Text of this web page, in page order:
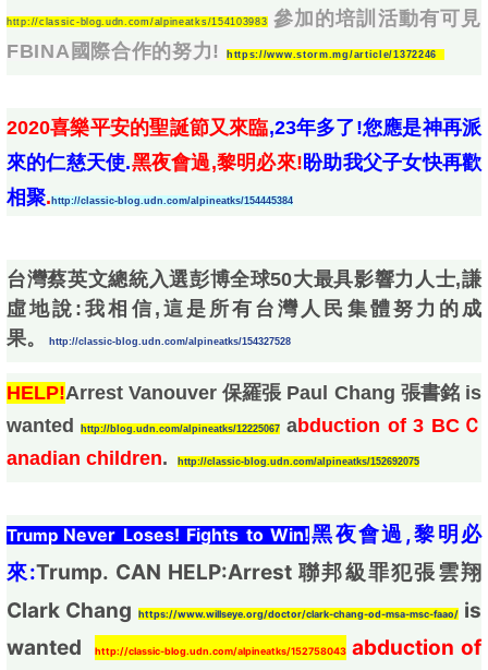
http://classic-blog.udn.com/alpineatks/154103983 參加的培訓活動有可見
FBINA國際合作的努力!
https://www.storm.mg/article/1372246
2020喜樂平安的聖誕節又來臨,23年多了!您應是神再派
來的仁慈天使.黑夜會過,黎明必來! 盼助我父子女快再歡
相聚. http://classic-blog.udn.com/alpineatks/154445384
台灣蔡英文總統入選彭博全球50大最具影響力人士,謙
虛地說:我相信,這是所有台灣人民集體努力的成
果。
http://classic-blog.udn.com/alpineatks/154327528
HELP!Arrest Vanouver 保羅張 Paul Chang 張書銘 is
wanted
http://blog.udn.com/alpineatks/12225067 abduction of 3 BCＣ
anadian children. http://classic-blog.udn.com/alpineatks/152692075
Trump Never Loses! Fights to Win!黑夜會過,黎明必
來:Trump. CAN HELP:Arrest 聯邦級罪犯張雲翔
Clark Chang
https://www.willseye.org/doctor/clark-chang-od-msa-msc-faao/ is
wanted
http://classic-blog.udn.com/alpineatks/152758043 abduction of